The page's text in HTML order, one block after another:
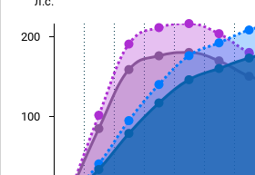
100
200